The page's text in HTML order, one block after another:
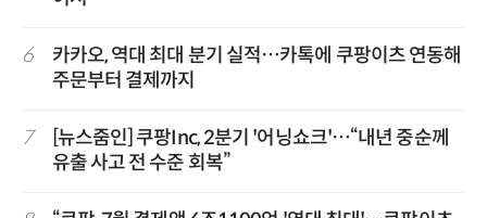
6
카카오, 역대 최대 분기 실적…카톡에 쿠팡이츠 연동해
주문부터 결제까지
7
[뉴스줌인] 쿠팡Inc, 2분기 '어닝쇼크'…“내년 중순께
유출 사고 전 수준 회복”